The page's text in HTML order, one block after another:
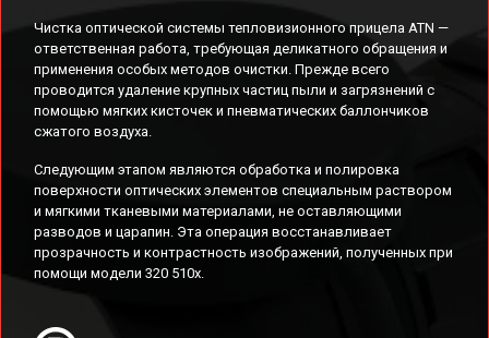
Чистка оптической системы тепловизионного прицела ATN —
ответственная работа, требующая деликатного обращения и
применения особых методов очистки. Прежде всего
проводится удаление крупных частиц пыли и загрязнений с
помощью мягких кисточек и пневматических баллончиков
сжатого воздуха.
Следующим этапом являются обработка и полировка
поверхности оптических элементов специальным раствором
и мягкими тканевыми материалами, не оставляющими
разводов и царапин. Эта операция восстанавливает
прозрачность и контрастность изображений, полученных при
помощи модели 320 510x.